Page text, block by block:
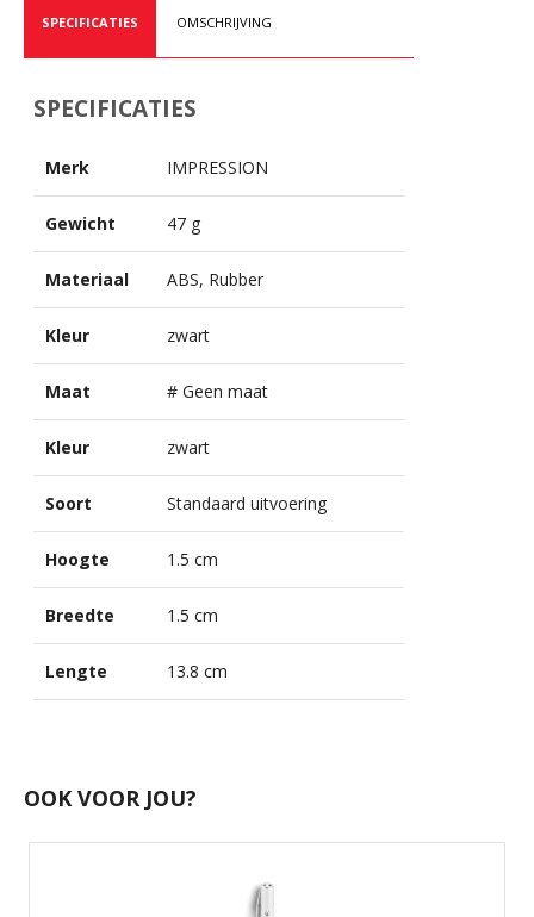
SPECIFICATIES OMSCHRIJVING
SPECIFICATIES
Merk IMPRESSION
Gewicht 47 g
Materiaal ABS, Rubber
Kleur zwart
Maat # Geen maat
Kleur zwart
Soort Standaard uitvoering
Hoogte 1.5 cm
Breedte 1.5 cm
Lengte 13.8 cm
OOK VOOR JOU?